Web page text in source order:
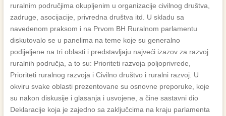
ruralnim područjima okupljenim u organizacije civilnog društva,
zadruge, asocijacije, privredna društva itd. U skladu sa
navedenom praksom i na Prvom BH Ruralnom parlamentu
diskutovalo se u panelima na teme koje su generalno
podijeljene na tri oblasti i predstavljaju najveći izazov za razvoj
ruralnih područja, a to su: Prioriteti razvoja poljoprivrede,
Prioriteti ruralnog razvoja i Civilno društvo i ruralni razvoj. U
okviru svake oblasti prezentovane su osnovne preporuke, koje
su nakon diskusije i glasanja i usvojene, a čine sastavni dio
Deklaracije koja je zajedno sa zaključcima na kraju parlamenta